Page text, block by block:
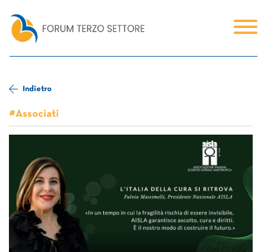
Indietro
#Associati